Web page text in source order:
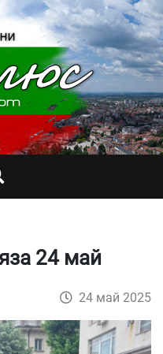
24 май
24 май 2025